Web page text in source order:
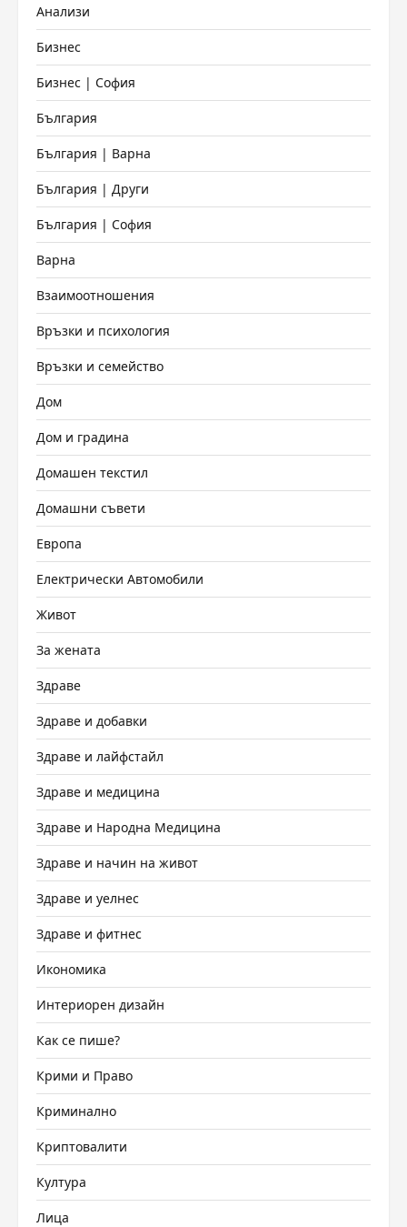
Анализи
Бизнес
Бизнес | София
България
България | Варна
България | Други
България | София
Варна
Взаимоотношения
Връзки и психология
Връзки и семейство
Дом
Дом и градина
Домашен текстил
Домашни съвети
Европа
Електрически Автомобили
Живот
За жената
Здраве
Здраве и добавки
Здраве и лайфстайл
Здраве и медицина
Здраве и Народна Медицина
Здраве и начин на живот
Здраве и уелнес
Здраве и фитнес
Икономика
Интериорен дизайн
Как се пише?
Крими и Право
Криминално
Криптовалити
Култура
Лица